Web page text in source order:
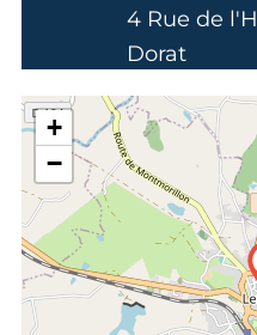
4 Rue de
Dorat
+
−